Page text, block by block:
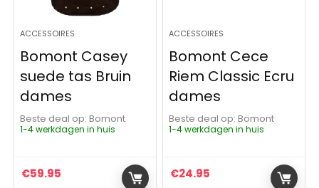
ACCESSOIRES
Bomont Casey
suede tas Bruin
dames
Beste deal op:
Bomont
1-4 werkdagen in huis
€59.95
ACCESSOIRES
Bomont Cece
Riem Classic Ecru
dames
Beste deal op:
Bomont
1-4 werkdagen in huis
€24.95